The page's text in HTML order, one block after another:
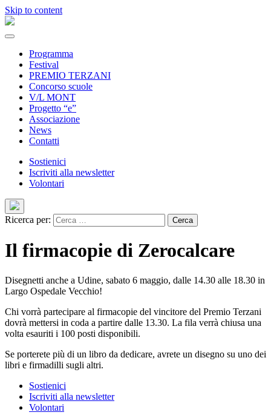
Skip to content
Programma
Festival
PREMIO TERZANI
Concorso scuole
V/L MONT
Progetto “e”
Associazione
News
Contatti
Sostienici
Iscriviti alla newsletter
Volontari
Ricerca per:
Il firmacopie di Zerocalcare
Disegnetti anche a Udine, sabato 6 maggio, dalle 14.30 alle 18.30 in
Largo Ospedale Vecchio!
Chi vorrà partecipare al firmacopie del vincitore del Premio Terzani
dovrà mettersi in coda a partire dalle 13.30. La fila verrà chiusa una
volta esauriti i 100 posti disponibili.
Se porterete più di un libro da dedicare, avrete un disegno su uno dei
libri e firmadilli sugli altri.
Sostienici
Iscriviti alla newsletter
Volontari